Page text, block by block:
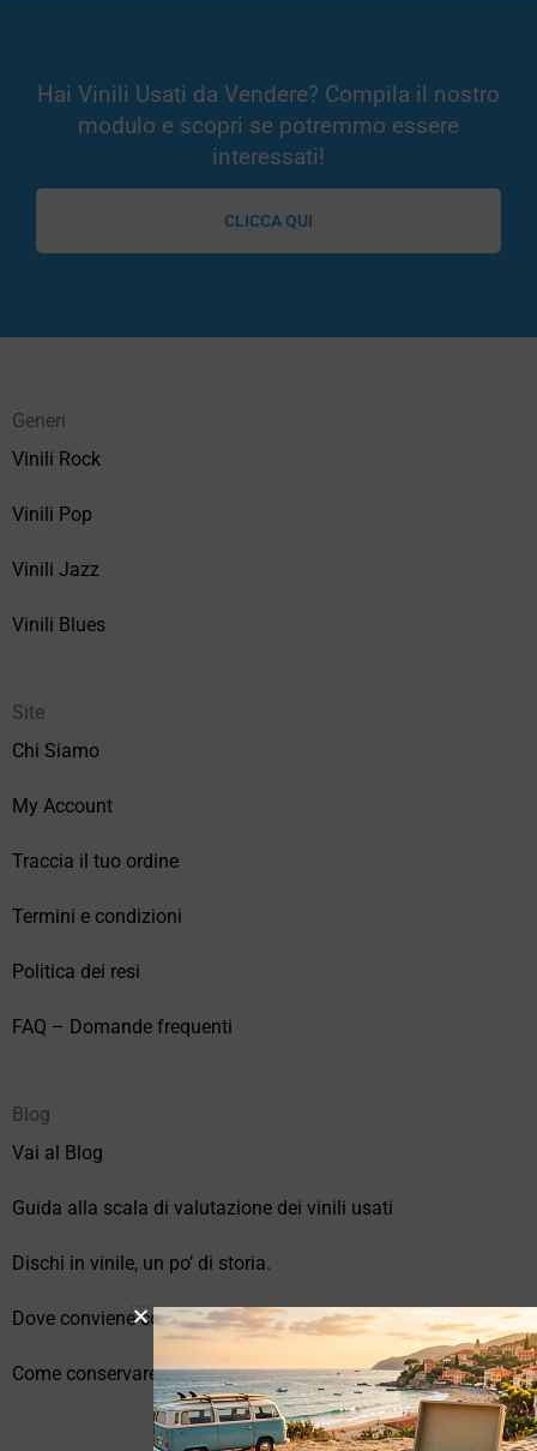
Hai Vinili Usati da Vendere? Compila il nostro
modulo e scopri se potremmo essere
interessati!
CLICCA QUI
Generi
Vinili Rock
Vinili Pop
Vinili Jazz
Vinili Blues
Site
Chi Siamo
My Account
Traccia il tuo ordine
Termini e condizioni
Politica dei resi
FAQ – Domande frequenti
Blog
Vai al Blog
Guida alla scala di valutazione dei vinili usati
Dischi in vinile, un po’ di storia.
Dove conviene comprare vinili online?
Come conservare correttamente i vinili usati